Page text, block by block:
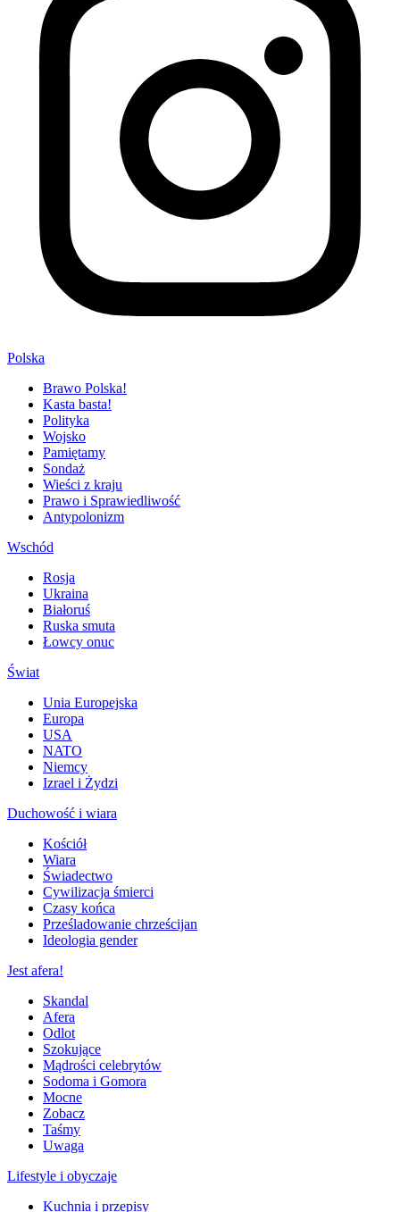
Polska
Brawo Polska!
Kasta basta!
Polityka
Wojsko
Pamiętamy
Sondaż
Wieści z kraju
Prawo i Sprawiedliwość
Antypolonizm
Wschód
Rosja
Ukraina
Białoruś
Ruska smuta
Łowcy onuc
Świat
Unia Europejska
Europa
USA
NATO
Niemcy
Izrael i Żydzi
Duchowość i wiara
Kościół
Wiara
Świadectwo
Cywilizacja śmierci
Czasy końca
Prześladowanie chrześcijan
Ideologia gender
Jest afera!
Skandal
Afera
Odlot
Szokujące
Mądrości celebrytów
Sodoma i Gomora
Mocne
Zobacz
Taśmy
Uwaga
Lifestyle i obyczaje
Kuchnia i przepisy